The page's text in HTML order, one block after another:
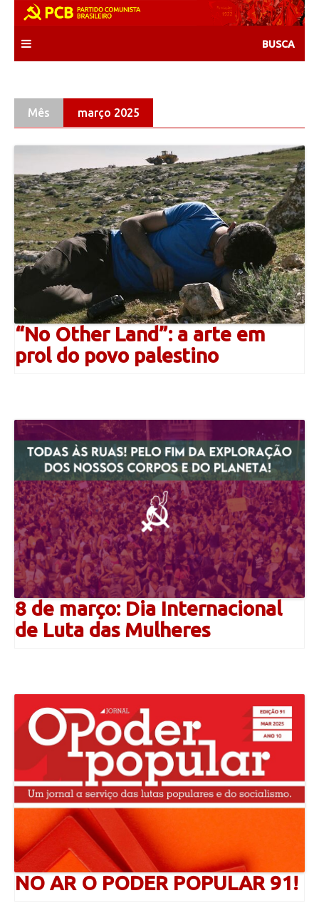
content
Mês março 2025
“No Other Land”: a arte em
prol do povo palestino
8 de março: Dia Internacional
de Luta das Mulheres
NO AR O PODER POPULAR 91!